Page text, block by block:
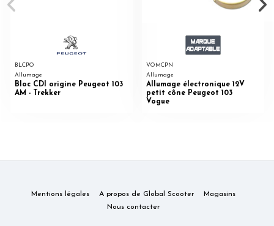
BLCPO
Allumage
Bloc CDI origine Peugeot 103
AM - Trekker
VOMCPN
Allumage
Allumage électronique 12V
petit cône Peugeot 103
Vogue
Mentions légales A propos de Global Scooter
Magasins
Nous contacter